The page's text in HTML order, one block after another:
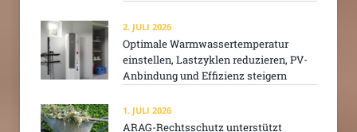
2. JULI 2026
Optimale Warmwassertemperatur
einstellen, Lastzyklen reduzieren, PV-
Anbindung und Effizienz steigern
1. JULI 2026
ARAG-Rechtsschutz unterstützt